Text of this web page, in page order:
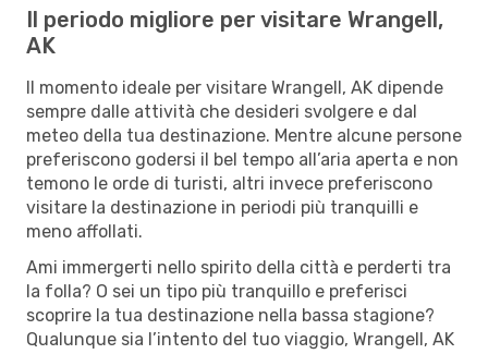
Il periodo migliore per visitare Wrangell,
AK
Il momento ideale per visitare Wrangell, AK dipende
sempre dalle attività che desideri svolgere e dal
meteo della tua destinazione. Mentre alcune persone
preferiscono godersi il bel tempo all’aria aperta e non
temono le orde di turisti, altri invece preferiscono
visitare la destinazione in periodi più tranquilli e
meno affollati.
Ami immergerti nello spirito della città e perderti tra
la folla? O sei un tipo più tranquillo e preferisci
scoprire la tua destinazione nella bassa stagione?
Qualunque sia l’intento del tuo viaggio, Wrangell, AK